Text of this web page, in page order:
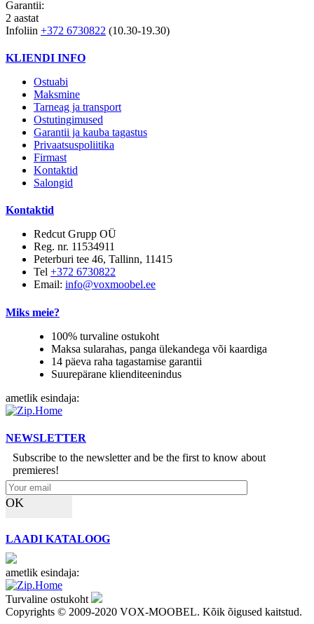
Garantii:
2 aastat
Infoliin +372 6730822 (10.30-19.30)
KLIENDI INFO
Ostuabi
Maksmine
Tarneag ja transport
Ostutingimused
Garantii ja kauba tagastus
Privaatsuspoliitika
Firmast
Kontaktid
Salongid
Kontaktid
Redcut Grupp OÜ
Reg. nr. 11534911
Peterburi tee 46, Tallinn, 11415
Tel +372 6730822
Email: info@voxmoobel.ee
Miks meie?
100% turvaline ostukoht
Maksa sularahas, panga ülekandega või kaardiga
14 päeva raha tagastamise garantii
Suurepärane klienditeenindus
ametlik esindaja:
NEWSLETTER
Subscribe to the newsletter and be the first to know about
premieres!
OK
LAADI KATALOOG
ametlik esindaja:
Turvaline ostukoht
Copyrights © 2009-2020 VOX-MOOBEL. Kõik õigused kaitstud.